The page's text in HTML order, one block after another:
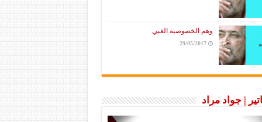
وهم الخصوصية الغبي
29/05/2017
| جواد مراد